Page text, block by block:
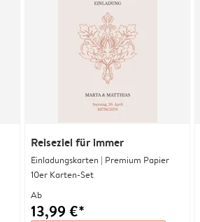
Reiseziel für immer
Einladungskarten | Premium Papier
10er Karten-Set
Ab
13,99 €*